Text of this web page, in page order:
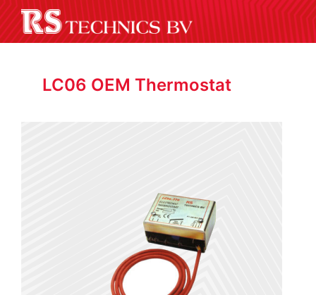
LC06 OEM Thermostat